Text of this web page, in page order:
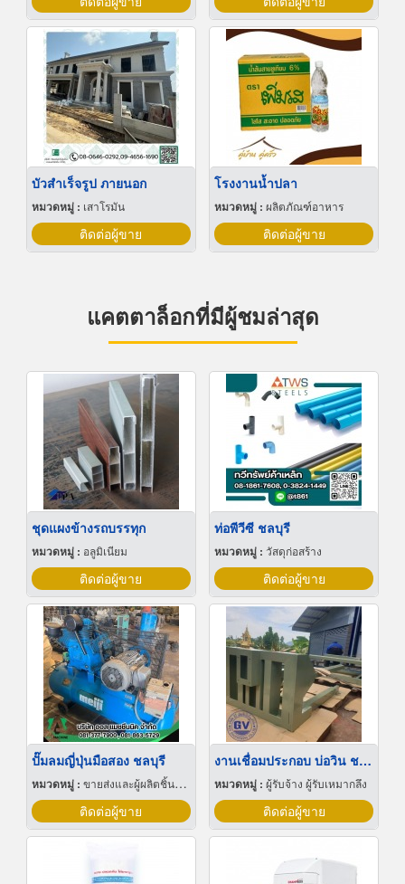
บัวสําเร็จรูป ภายนอก
หมวดหมู่ : เสาโรมัน
ติดต่อผู้ขาย
โรงงานน้ำปลา
หมวดหมู่ : ผลิตภัณฑ์อาหาร
ติดต่อผู้ขาย
แคตตาล็อกที่มีผู้ชมล่าสุด
ชุดแผงข้างรถบรรทุก
หมวดหมู่ : อลูมิเนียม
ติดต่อผู้ขาย
ท่อพีวีซี ชลบุรี
หมวดหมู่ : วัสดุก่อสร้าง
ติดต่อผู้ขาย
ปั๊มลมญี่ปุ่นมือสอง ชลบุรี
หมวดหมู่ : ขายส่งและผู้ผลิตชิ้นส่วนและอะไหล่เครื่องจักรกล
ติดต่อผู้ขาย
งานเชื่อมประกอบ บ่อวิน ชลบุรี
หมวดหมู่ : ผู้รับจ้าง ผู้รับเหมากลึง
ติดต่อผู้ขาย